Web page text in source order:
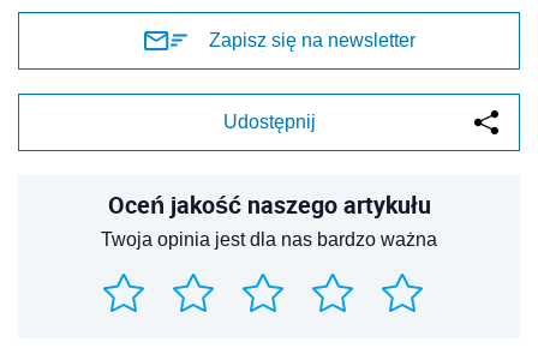
Zapisz się na newsletter
Udostępnij
Oceń jakość naszego artykułu
Twoja opinia jest dla nas bardzo ważna